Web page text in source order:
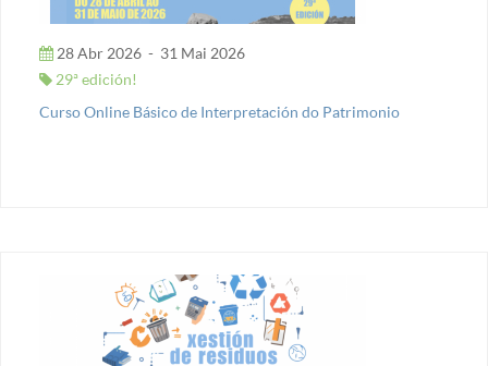
28 Abr 2026 - 31 Mai 2026
29ª edición!
Curso Online Básico de Interpretación do Patrimonio